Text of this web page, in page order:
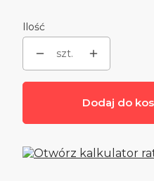
Ilość
szt.
Dodaj do